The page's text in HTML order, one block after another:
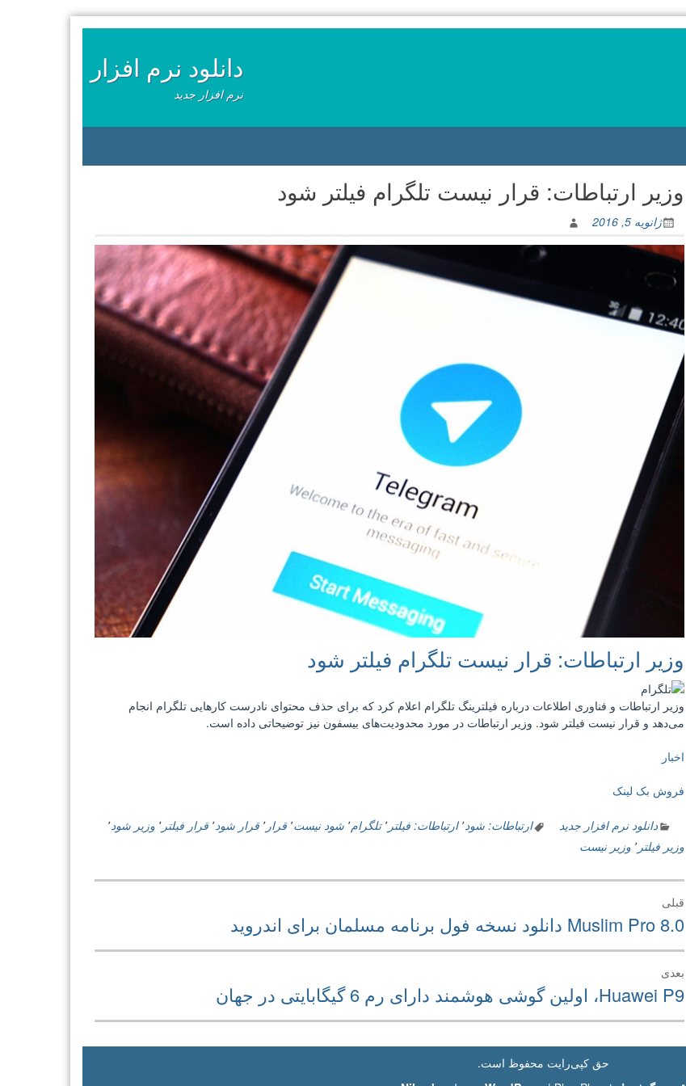
دانلود نرم افزار
نرم افزار جدید
وزیر ارتباطات: قرار نیست تلگرام فیلتر شود
ژانویه 5, 2016
وزیر ارتباطات: قرار نیست تلگرام فیلتر شود
وزیر ارتباطات و فناوری اطلاعات درباره فیلترینگ تلگرام اعلام کرد که برای حذف محتوای نادرست کارهایی تلگرام انجام
می‌دهد و قرار نیست فیلتر شود. وزیر ارتباطات در مورد محدودیت‌های بیسفون نیز توضیحاتی داده است.
اخبار
فروش بک لینک
دانلود نرم افزار جدید ارتباطات: شود٬ ارتباطات: فیلتر ٬ تلگرام٬ شود نیست٬ قرار ٬ قرار شود٬ قرار فیلتر ٬ وزیر شود٬
وزیر فیلتر ٬ وزیر نیست
راهبری
نوشته
قبلی
نوشته
قبلی:
Muslim Pro 8.0 دانلود نسخه فول برنامه مسلمان برای اندروید
بعدی
نوشته
بعدی:
Huawei P9، اولین گوشی هوشمند دارای رم 6 گیگابایتی در جهان
حق کپی‌رایت محفوظ است.